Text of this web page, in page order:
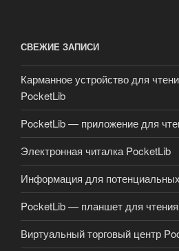
СВЕЖИЕ ЗАПИСИ
Карманное устройство для
PocketLib
PocketLib — приложение для
Электронная читалка PocketLib
Информация для
PocketLib — планшет для чтения
Виртуальный торговый центр